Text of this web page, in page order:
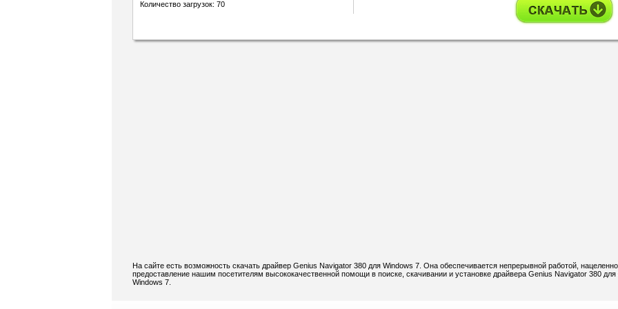
Количество загрузок: 70
На сайте есть возможность скачать драйвер Genius Navigator 380 для Windows 7. Она обеспечивается непрерывной работой,
предоставление нашим посетителям высококачественной помощи в поиске, скачивании и установке драйвера Genius Navigator 380
Windows 7.